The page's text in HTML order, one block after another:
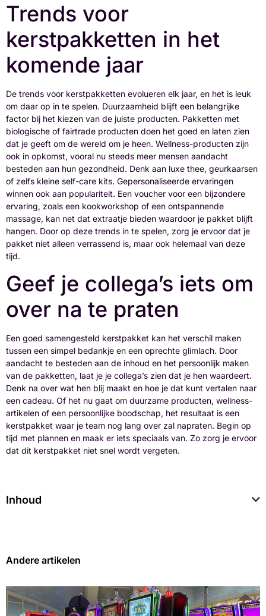
Trends voor
kerstpakketten in het
komende jaar
De trends voor kerstpakketten evolueren elk jaar, en het is leuk
om daar op in te spelen. Duurzaamheid blijft een belangrijke
factor bij het kiezen van de juiste producten. Pakketten met
biologische of fairtrade producten doen het goed en laten zien
dat je geeft om de wereld om je heen. Wellness-producten zijn
ook in opkomst, vooral nu steeds meer mensen aandacht
besteden aan hun gezondheid. Denk aan luxe thee, geurkaarsen
of zelfs kleine self-care kits. Gepersonaliseerde ervaringen
winnen ook aan populariteit. Een voucher voor een bijzondere
ervaring, zoals een kookworkshop of een ontspannende
massage, kan net dat extraatje bieden waardoor je pakket blijft
hangen. Door op deze trends in te spelen, zorg je ervoor dat je
pakket niet alleen verrassend is, maar ook helemaal van deze
tijd.
Geef je collega’s iets om
over na te praten
Een goed samengesteld kerstpakket kan het verschil maken
tussen een simpel bedankje en een oprechte glimlach. Door
aandacht te besteden aan de inhoud en het persoonlijk maken
van de pakketten, laat je je collega’s zien dat je hen waardeert.
Denk na over wat hen blij maakt en hoe je dat kunt vertalen naar
een cadeau. Of het nu gaat om duurzame producten, wellness-
artikelen of een persoonlijke boodschap, het resultaat is een
kerstpakket waar je team nog lang over zal napraten. Begin op
tijd met plannen en maak er iets speciaals van. Zo zorg je ervoor
dat dit kerstpakket niet snel wordt vergeten.
Inhoud
Andere artikelen